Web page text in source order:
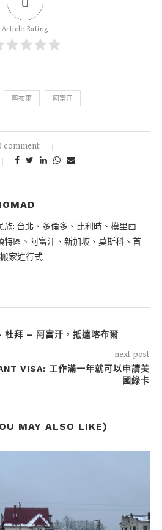
Article Rating
喀布爾 阿富汗
comment
族: 台北、多倫多、比利時、模里西
特區、阿富汗、新加坡、莫斯科、首
家進行式
拜 – 阿富汗，抵達喀布爾
next post
VISA: 工作滿一年就可以申請美
國綠卡
MAY ALSO LIKE)